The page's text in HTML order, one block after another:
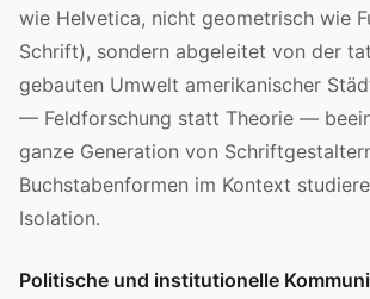
wie Helvetica, nicht geometrisch wie
Schrift), sondern abgeleitet von der
gebauten Umwelt amerikanischer
— Feldforschung statt Theorie —
ganze Generation von
Buchstabenformen im Kontext
Isolation.
Politische und institutionelle